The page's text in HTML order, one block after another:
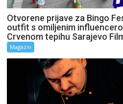
Otvorene prijave za Bingo
outfit s omiljenim
Crvenom tepihu Sarajevo
Magazin